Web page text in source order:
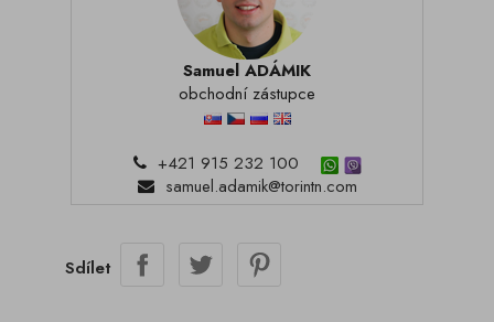
Samuel ADÁMIK
obchodní zástupce
+421 915 232 100
samuel.adamik@torintn.com
Sdílet